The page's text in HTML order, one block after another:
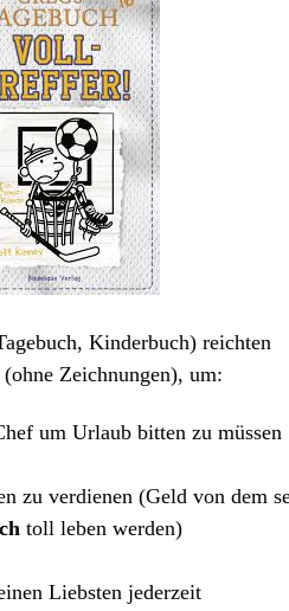
Kinderbuch) reichten
(ohne Zeichnungen), um:
um Urlaub bitten zu müssen
zu verdienen (Geld von dem
toll leben werden)
Liebsten jederzeit